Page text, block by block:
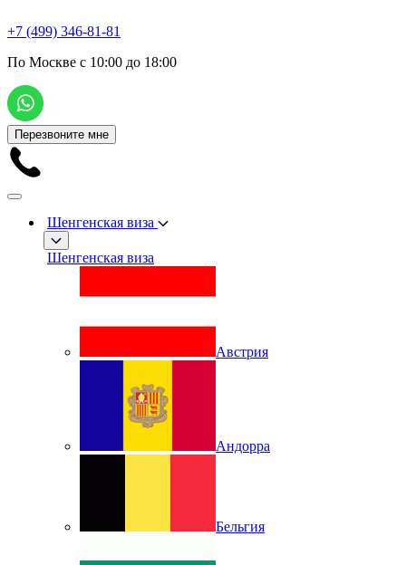
+7 (499) 346-81-81
По Москве с 10:00 до 18:00
Перезвоните мне
Шенгенская виза
Шенгенская виза
Австрия
Андорра
Бельгия